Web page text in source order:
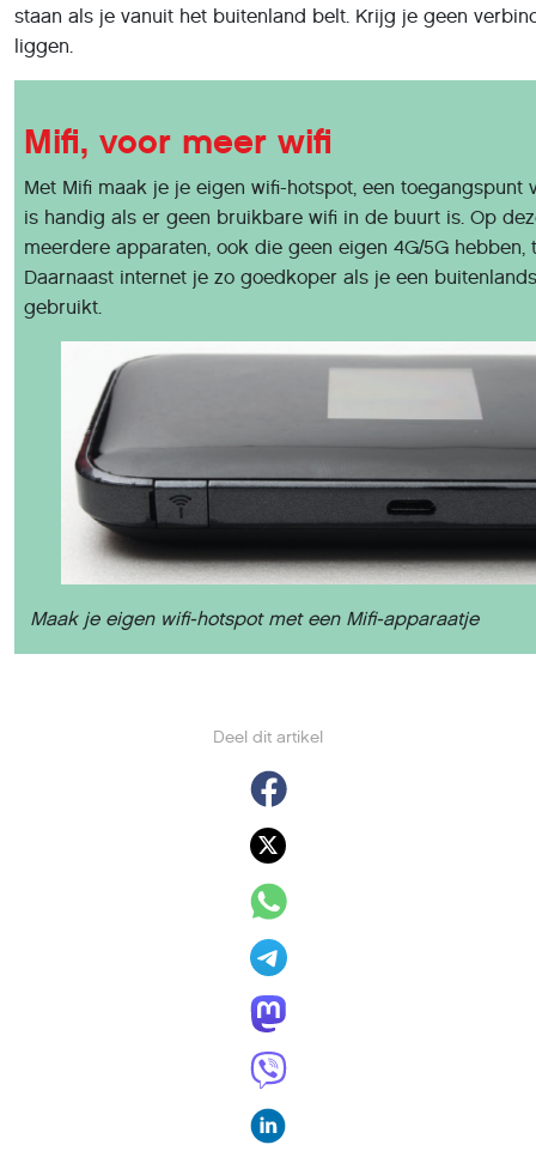
Deel dit artikel
staan als je vanuit het buitenland belt. Krijg je geen
liggen.
Mifi, voor meer wifi
Met Mifi maak je je eigen wifi-hotspot, een toegangspunt
is handig als er geen bruikbare wifi in de buurt is. Op
meerdere apparaten, ook die geen eigen 4G/5G hebben,
Daarnaast internet je zo goedkoper als je een
gebruikt.
Maak je eigen wifi-hotspot met een Mifi-apparaatje